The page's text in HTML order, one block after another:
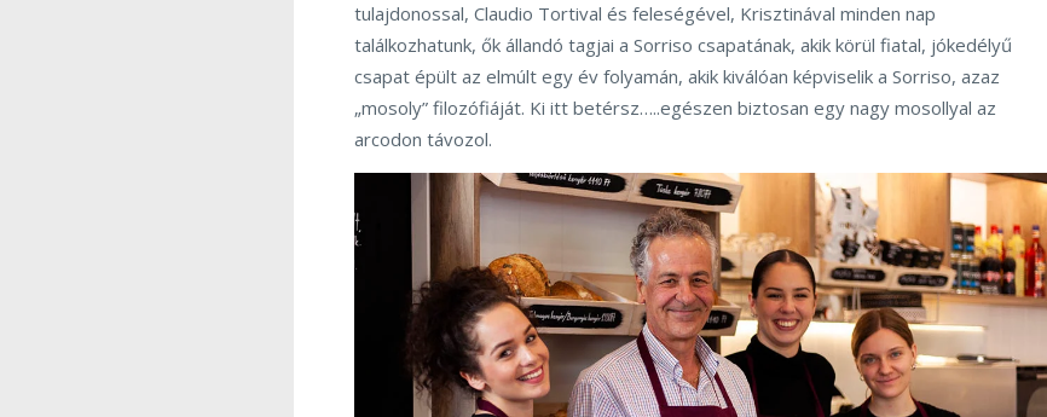
tulajdonossal, Claudio Tortival és feleségével, Krisztinával minden nap
találkozhatunk, ők állandó tagjai a Sorriso csapatának, akik körül fiatal, jókedélyű
csapat épült az elmúlt egy év folyamán, akik kiválóan képviselik a Sorriso, azaz
„mosoly” filozófiáját. Ki itt betérsz…..egészen biztosan egy nagy mosollyal az
arcodon távozol.